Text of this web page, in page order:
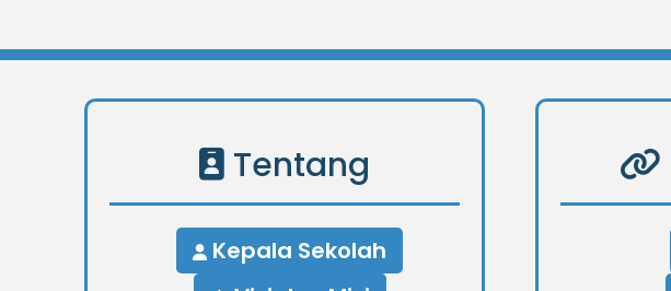
Tentang
Kepala Sekolah